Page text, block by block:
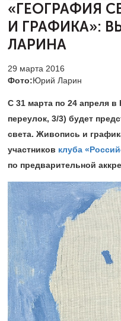
«ГЕОГРАФИЯ
И ГРАФИКА»:
ЛАРИНА
29 марта 2016
Фото:Юрий Ларин
С 31 марта по 24 апреля
переулок, 3/3) будет
света. Живопись и
участников клуба
по предварительной